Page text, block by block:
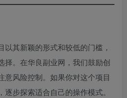
以其新颖的形式和较低的门槛，
择。在华良副业网，我们鼓励创
意风险控制。如果你对这个项目
步探索适合自己的操作模式。